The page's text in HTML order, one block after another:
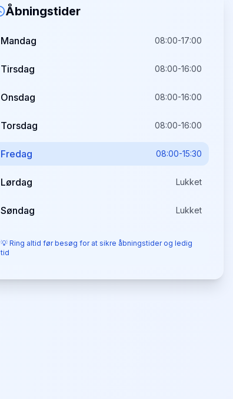
Åbningstider
Mandag 08:00-17:00
Tirsdag 08:00-16:00
Onsdag 08:00-16:00
Torsdag 08:00-16:00
Fredag 08:00-15:30
Lørdag Lukket
Søndag Lukket
💡 Ring altid før besøg for at sikre åbningstider og ledig
tid